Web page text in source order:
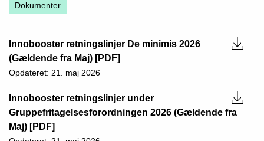
Dokumenter
Innobooster retningslinjer De minimis 2026
(Gældende fra Maj) [PDF]
Opdateret: 21. maj 2026
Innobooster retningslinjer under
Gruppefritagelsesforordningen 2026 (Gældende fra
Maj) [PDF]